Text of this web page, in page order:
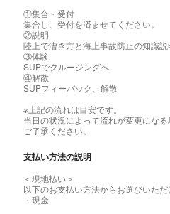
①集合・受付
集合し、受付を済ませてください。
②説明
陸上で漕ぎ方と海上事故防止の知識説
③体験
SUPでクルージングへ
④解散
SUPフィーバック、解散
※上記の流れは目安です。
当日の状況によって流れが変更にな
ご了承ください。
支払い方法の説明
＜現地払い＞
以下のお支払い方法からお選びいただ
・現金